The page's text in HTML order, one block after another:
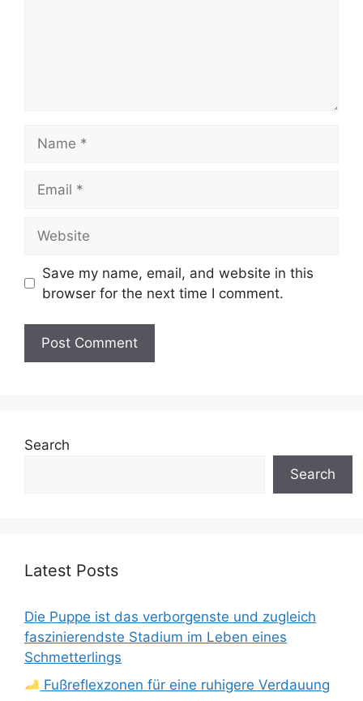
Save my name, email, and website in this
browser for the next time I comment.
Search
Search
Latest Posts
Die Puppe ist das verborgenste und zugleich
faszinierendste Stadium im Leben eines
Schmetterlings
Fußreflexzonen für eine ruhigere Verdauung